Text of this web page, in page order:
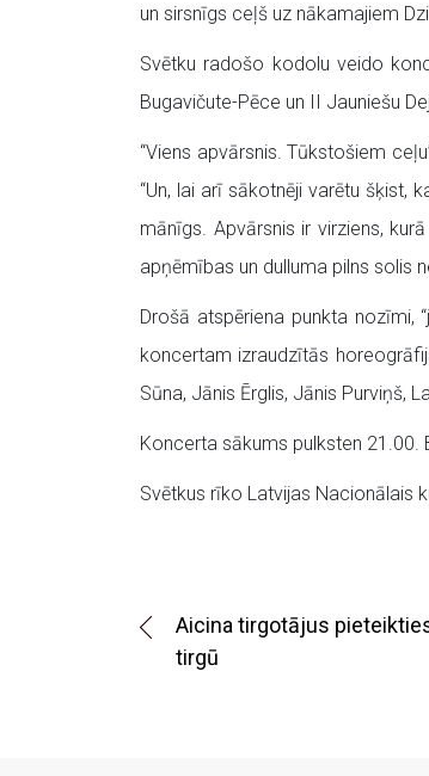
un sirsnīgs ceļš uz nākamajiem
Svētku radošo kodolu veido
Bugavičute-Pēce un II Jauniešu
“Viens apvārsnis. Tūkstošiem
“Un, lai arī sākotnēji varētu šķist,
mānīgs. Apvārsnis ir virziens,
apņēmības un dulluma pilns solis
Drošā atspēriena punkta nozīmi,
koncertam izraudzītās
Sūna, Jānis Ērglis, Jānis Purviņš,
Koncerta sākums pulksten 21.00.
Svētkus rīko Latvijas Nacionālais
Aicina tirgotājus
tirgū